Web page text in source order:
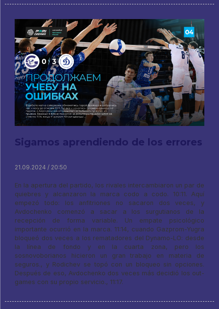
Sigamos aprendiendo de los errores
21.09.2024 / 20:50
En la apertura del partido, los rivales intercambiaron un par de
quiebres y alcanzaron la marca codo a codo. 10:11. Aquí
empezó todo: los anfitriones no sacaron dos veces, y
Avdochenko comenzó a sacar a los surgutianos de la
recepción de forma variable. Un empate psicológico
importante ocurrió en la marca. 11:14, cuando Gazprom-Yugra
bloqueó dos veces a los rematadores del Dynamo-LO: desde
la línea de fondo y en la cuarta zona, pero los
sosnovoborianos hicieron un gran trabajo en materia de
seguros., y Rodichev se topó con un bloqueo sin opciones.
Después de eso, Avdochenko dos veces más decidió los out-
games con su propio servicio., 11:17.